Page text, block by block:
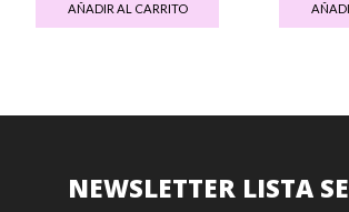
AÑADIR AL CARRITO
NEWSLETTER LISTA